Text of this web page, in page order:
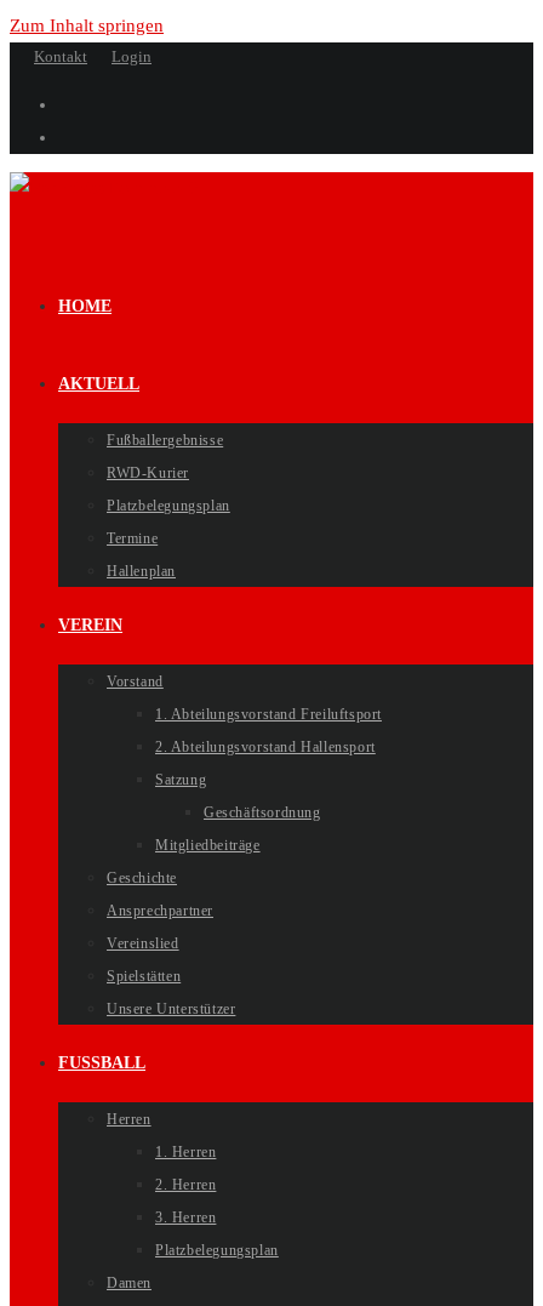
Zum Inhalt springen
Kontakt Login
HOME
AKTUELL
Fußballergebnisse
RWD-Kurier
Platzbelegungsplan
Termine
Hallenplan
VEREIN
Vorstand
1. Abteilungsvorstand Freiluftsport
2. Abteilungsvorstand Hallensport
Satzung
Geschäftsordnung
Mitgliedbeiträge
Geschichte
Ansprechpartner
Vereinslied
Spielstätten
Unsere Unterstützer
FUSSBALL
Herren
1. Herren
2. Herren
3. Herren
Platzbelegungsplan
Damen